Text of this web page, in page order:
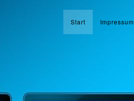
Start Impressum